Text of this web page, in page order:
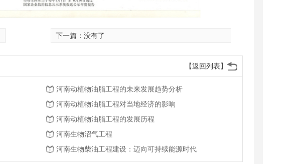
下一篇：没有了
【返回列表】
河南动植物油脂工程的未来发展趋势分析
河南动植物油脂工程对当地经济的影响
河南动植物油脂工程的发展历程
河南生物沼气工程
河南生物柴油工程建设：迈向可持续能源时代